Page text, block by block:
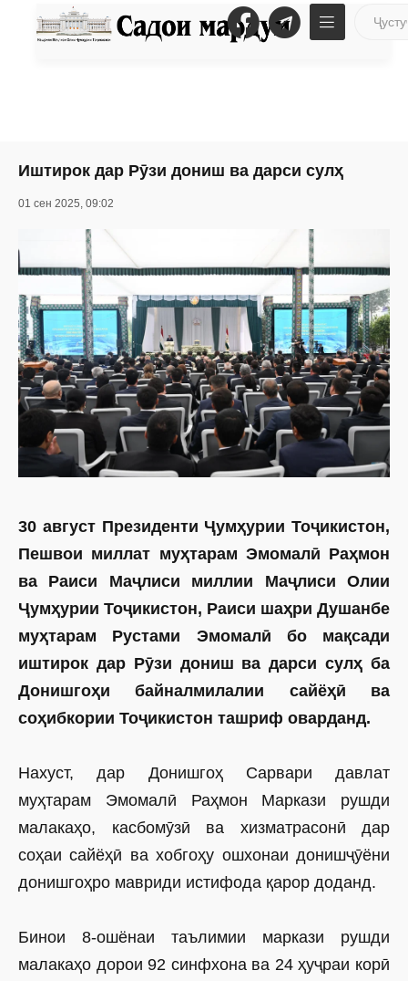
Иштирок дар Рӯзи дониш ва дарси сулҳ
01 сен 2025, 09:02
30 август Президенти Ҷумҳурии Тоҷикистон,
Пешвои миллат муҳтарам Эмомалӣ Раҳмон
ва Раиси Маҷлиси миллии Маҷлиси Олии
Ҷумҳурии Тоҷикистон, Раиси шаҳри Душанбе
муҳтарам Рустами Эмомалӣ бо мақсади
иштирок дар Рӯзи дониш ва дарси сулҳ ба
Донишгоҳи байналмилалии сайёҳӣ ва
соҳибкории Тоҷикистон ташриф оварданд.
Нахуст, дар Донишгоҳ Сарвари давлат
муҳтарам Эмомалӣ Раҳмон Маркази рушди
малакаҳо, касбомӯзӣ ва хизматрасонӣ дар
соҳаи сайёҳӣ ва хобгоҳу ошхонаи донишҷӯёни
донишгоҳро мавриди истифода қарор доданд.
Бинои 8-ошёнаи таълимии маркази рушди
малакаҳо дорои 92 синфхона ва 24 ҳуҷраи корӣ